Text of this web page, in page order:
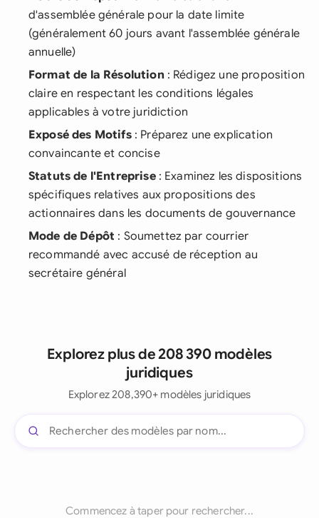
d'assemblée générale pour la date limite
(généralement 60 jours avant l'assemblée générale
annuelle)
Format de la Résolution : Rédigez une proposition
claire en respectant les conditions légales
applicables à votre juridiction
Exposé des Motifs: Préparez une explication
convaincante et concise
Statuts de l'Entreprise: Examinez les dispositions
spécifiques relatives aux propositions des
actionnaires dans les documents de gouvernance
Mode de Dépôt : Soumettez par courrier
recommandé avec accusé de réception au
secrétaire général
Explorez plus de 208 390 modèles
juridiques
Explorez 208,390+ modèles juridiques
Commencez à taper pour rechercher...